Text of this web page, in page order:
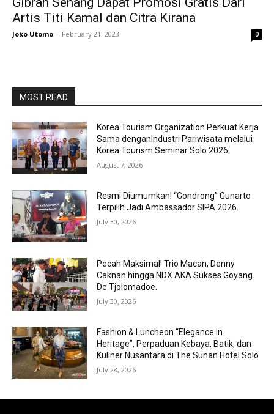
Artis Titi Kamal dan Citra Kirana
Joko Utomo - February 21, 2023 0
MOST READ
Korea Tourism Organization Perkuat Kerja
Sama denganIndustri Pariwisata melalui
Korea Tourism Seminar Solo 2026
August 7, 2026
Resmi Diumumkan! “Gondrong” Gunarto
Terpilih Jadi Ambassador SIPA 2026.
July 30, 2026
Pecah Maksimal! Trio Macan, Denny
Caknan hingga NDX AKA Sukses Goyang
De Tjolomadoe.
July 30, 2026
Fashion & Luncheon “Elegance in
Heritage”, Perpaduan Kebaya, Batik, dan
Kuliner Nusantara di The Sunan Hotel Solo
July 28, 2026